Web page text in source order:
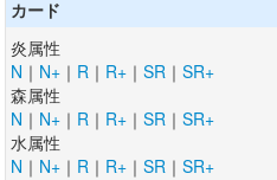
カード
炎属性
N ｜ N+ ｜ R ｜ R+ ｜ SR ｜ SR+
森属性
N ｜ N+ ｜ R ｜ R+ ｜ SR ｜ SR+
水属性
N ｜ N+ ｜ R ｜ R+ ｜ SR ｜ SR+